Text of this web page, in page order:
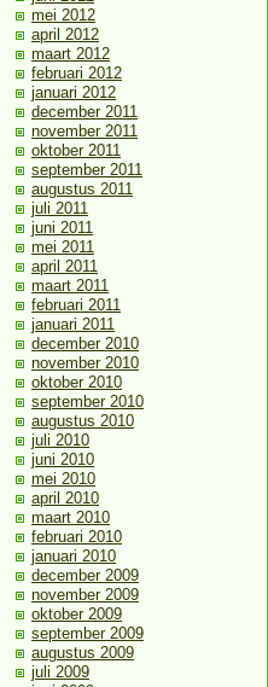
mei 2012
april 2012
maart 2012
februari 2012
januari 2012
december 2011
november 2011
oktober 2011
september 2011
augustus 2011
juli 2011
juni 2011
mei 2011
april 2011
maart 2011
februari 2011
januari 2011
december 2010
november 2010
oktober 2010
september 2010
augustus 2010
juli 2010
juni 2010
mei 2010
april 2010
maart 2010
februari 2010
januari 2010
december 2009
november 2009
oktober 2009
september 2009
augustus 2009
juli 2009